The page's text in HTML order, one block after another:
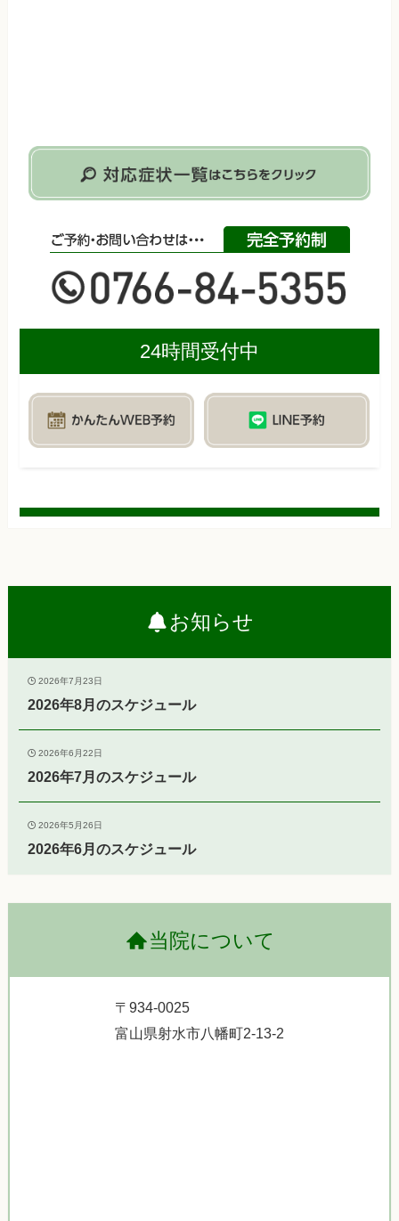
24時間受付中
お知らせ
2026年7月23日
2026年8月のスケジュール
2026年6月22日
2026年7月のスケジュール
2026年5月26日
2026年6月のスケジュール
当院について
〒934-0025
富山県射水市八幡町2-13-2